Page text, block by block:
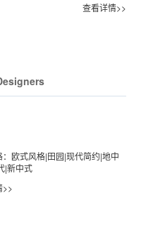
查看详情>>
：欧式风格|田园|现代简约|地中
|新中式
>>